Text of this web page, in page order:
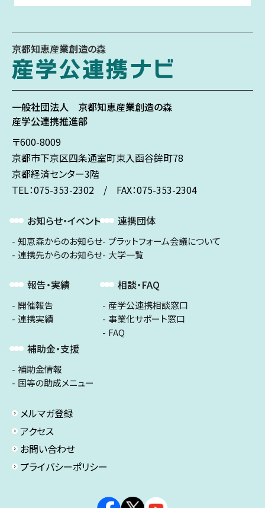
京都知恵産業創造の森
一般社団法人 京都知恵産業創造の森
産学公連携推進部
〒600-8009
京都市下京区四条通室町東入函谷鉾町78
京都経済センター3階
TEL：075-353-2302 / FAX：075-353-2304
お知らせ・イベント
知恵森からのお知らせ
連携先からのお知らせ
報告・実績
開催報告
連携実績
補助金・支援
補助金情報
国等の助成メニュー
連携団体
プラットフォーム会議について
大学一覧
相談・FAQ
産学公連携相談窓口
事業化サポート窓口
FAQ
メルマガ登録
アクセス
お問い合わせ
プライバシーポリシー